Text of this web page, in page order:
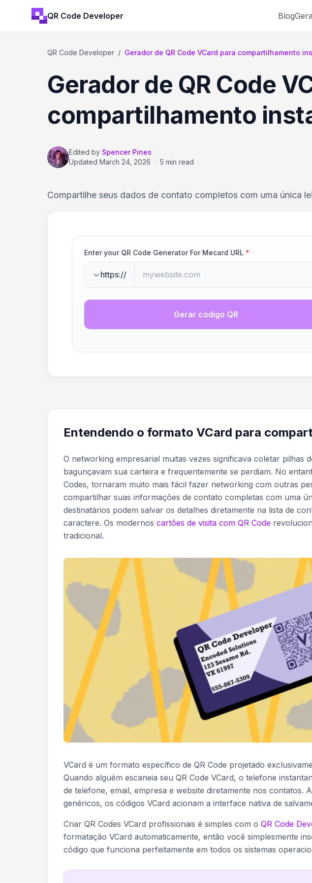
QR Code Developer Blog
QR Code Developer / Gerador de QR Code VCard para compartilhamento
Gerador de QR Code
compartilhamento
Edited by Spencer Pines
Updated March 24, 2026 · 5 min read
Compartilhe seus dados de contato completos com uma única
Enter your QR Code Generator For Mecard URL *
https://
Gerar código QR
Entendendo o formato VCard para
O networking empresarial muitas vezes significava coletar pilhas
bagunçavam sua carteira e frequentemente se perdiam. No
Codes, tornaram muito mais fácil fazer networking com outras
compartilhar suas informações de contato completas com uma
destinatários podem salvar os detalhes diretamente na lista de
caractere. Os modernos cartões de visita com QR Code
tradicional.
VCard é um formato específico de QR Code projetado
Quando alguém escaneia seu QR Code VCard, o telefone
de telefone, email, empresa e website diretamente nos contatos.
genéricos, os códigos VCard acionam a interface nativa de
Criar QR Codes VCard profissionais é simples com o QR Code
formatação VCard automaticamente, então você simplesmente
código que funciona perfeitamente em todos os sistemas